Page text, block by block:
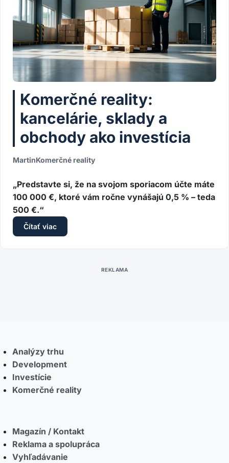
Komerčné reality:
kancelárie, sklady a
obchody ako investícia
MartinKomerčné reality
„Predstavte si, že na svojom sporiacom účte máte
100 000 €, ktoré vám ročne vynášajú 0,5 % – teda
500 €.“
Čítať viac
Analýzy trhu
Development
Investície
Komerčné reality
Magazín / Kontakt
Reklama a spolupráca
Vyhľadávanie